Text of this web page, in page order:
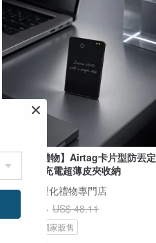
【客製化禮物】Airtag卡片型防丟定
位器|磁吸充電超薄皮夾收納
頌禮 | 客製化禮物專門店
US$ 42.34 US$ 48.11
獨家販售